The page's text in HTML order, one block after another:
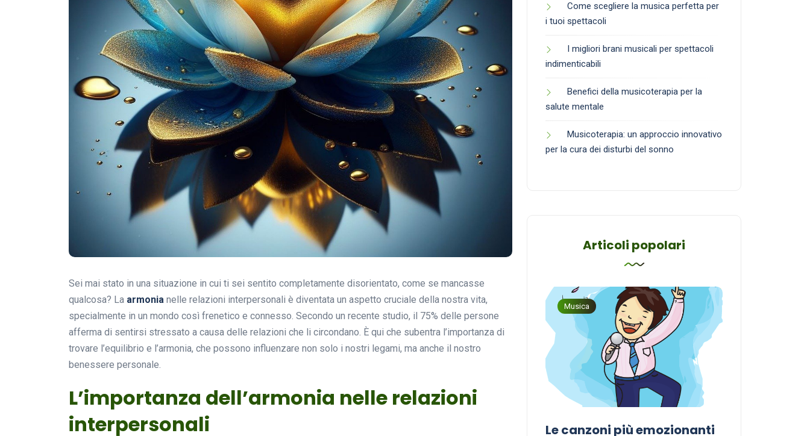
Sei mai stato in una situazione in cui ti sei sentito completamente disorientato, come se mancasse
qualcosa? La armonia nelle relazioni interpersonali è diventata un aspetto cruciale della nostra vita,
specialmente in un mondo così frenetico e connesso. Secondo un recente studio, il 75% delle persone
afferma di sentirsi stressato a causa delle relazioni che li circondano. È qui che subentra l’importanza di
trovare l’equilibrio e l’armonia, che possono influenzare non solo i nostri legami, ma anche il nostro
benessere personale.
L’importanza dell’armonia nelle relazioni
interpersonali
Come scegliere la musica perfetta per
i tuoi spettacoli
I migliori brani musicali per spettacoli
indimenticabili
Benefici della musicoterapia per la
salute mentale
Musicoterapia: un approccio innovativo
per la cura dei disturbi del sonno
Articoli popolari
Musica
Le canzoni più emozionanti